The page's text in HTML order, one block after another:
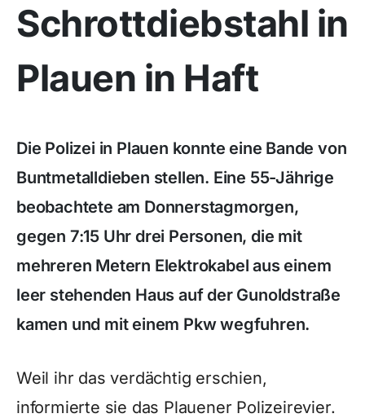
Schrottdiebstahl in
Plauen in Haft
Die Polizei in Plauen konnte eine Bande von
Buntmetalldieben stellen. Eine 55-Jährige
beobachtete am Donnerstagmorgen,
gegen 7:15 Uhr drei Personen, die mit
mehreren Metern Elektrokabel aus einem
leer stehenden Haus auf der Gunoldstraße
kamen und mit einem Pkw wegfuhren.
Weil ihr das verdächtig erschien,
informierte sie das Plauener Polizeirevier.